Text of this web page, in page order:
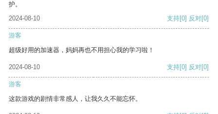
护。
2024-08-10
支持[0] 反对[0]
游客
超级好用的加速器，妈妈再也不用担心我的学习啦！
2024-08-10 支持[0] 反对[0]
游客
这款游戏的剧情非常感人，让我久久不能忘怀。